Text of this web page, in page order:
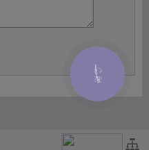
КНОПКА
ЗВ'ЯЗКУ